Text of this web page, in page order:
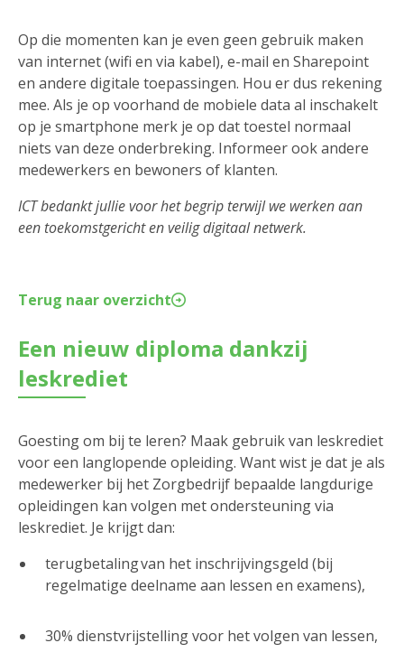
Op die momenten kan je even geen gebruik maken
van internet (wifi en via kabel), e-mail en Sharepoint
en andere digitale toepassingen. Hou er dus rekening
mee. Als je op voorhand de mobiele data al inschakelt
op je smartphone merk je op dat toestel normaal
niets van deze onderbreking. Informeer ook andere
medewerkers en bewoners of klanten.
ICT bedankt jullie voor het begrip terwijl we werken aan
een toekomstgericht en veilig digitaal netwerk.
Terug naar overzicht
Een nieuw diploma dankzij
leskrediet
Goesting om bij te leren? Maak gebruik van leskrediet
voor een langlopende opleiding. Want wist je dat je als
medewerker bij het Zorgbedrijf bepaalde langdurige
opleidingen kan volgen met ondersteuning via
leskrediet. Je krijgt dan:
terugbetaling van het inschrijvingsgeld (bij
regelmatige deelname aan lessen en examens),
30% dienstvrijstelling voor het volgen van lessen,